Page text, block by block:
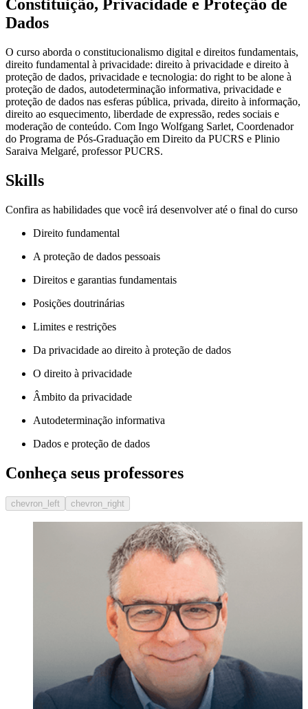
Constituição, Privacidade e Proteção de
Dados
O curso aborda o constitucionalismo digital e direitos fundamentais,
direito fundamental à privacidade: direito à privacidade e direito à
proteção de dados, privacidade e tecnologia: do right to be alone à
proteção de dados, autodeterminação informativa, privacidade e
proteção de dados nas esferas pública, privada, direito à informação,
direito ao esquecimento, liberdade de expressão, redes sociais e
moderação de conteúdo. Com Ingo Wolfgang Sarlet, Coordenador
do Programa de Pós-Graduação em Direito da PUCRS e Plinio
Saraiva Melgaré, professor PUCRS.
Skills
Confira as habilidades que você irá desenvolver até o final do curso
Direito fundamental
A proteção de dados pessoais
Direitos e garantias fundamentais
Posições doutrinárias
Limites e restrições
Da privacidade ao direito à proteção de dados
O direito à privacidade
Âmbito da privacidade
Autodeterminação informativa
Dados e proteção de dados
Conheça seus professores
chevron_left chevron_right